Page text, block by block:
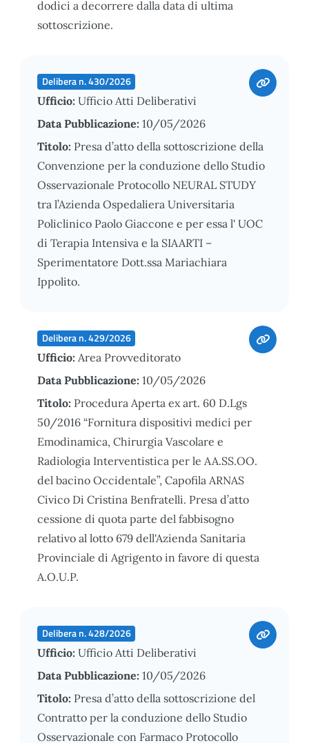
dodici a decorrere dalla data di ultima
sottoscrizione.
Delibera n. 430/2026
Ufficio: Ufficio Atti Deliberativi
Data Pubblicazione: 10/05/2026
Titolo: Presa d’atto della sottoscrizione della
Convenzione per la conduzione dello Studio
Osservazionale Protocollo NEURAL STUDY
tra l’Azienda Ospedaliera Universitaria
Policlinico Paolo Giaccone e per essa l' UOC
di Terapia Intensiva e la SIAARTI –
Sperimentatore Dott.ssa Mariachiara
Ippolito.
Delibera n. 429/2026
Ufficio: Area Provveditorato
Data Pubblicazione: 10/05/2026
Titolo: Procedura Aperta ex art. 60 D.Lgs
50/2016 “Fornitura dispositivi medici per
Emodinamica, Chirurgia Vascolare e
Radiologia Interventistica per le AA.SS.OO.
del bacino Occidentale”, Capofila ARNAS
Civico Di Cristina Benfratelli. Presa d’atto
cessione di quota parte del fabbisogno
relativo al lotto 679 dell'Azienda Sanitaria
Provinciale di Agrigento in favore di questa
A.O.U.P.
Delibera n. 428/2026
Ufficio: Ufficio Atti Deliberativi
Data Pubblicazione: 10/05/2026
Titolo: Presa d’atto della sottoscrizione del
Contratto per la conduzione dello Studio
Osservazionale con Farmaco Protocollo